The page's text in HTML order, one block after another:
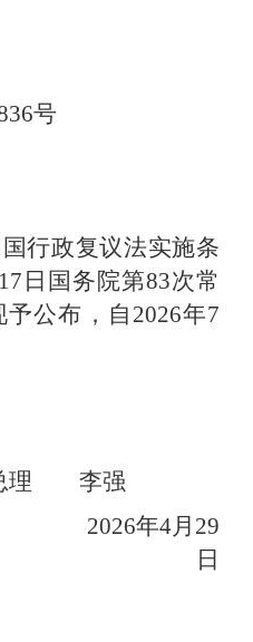
号
国行政复议法实施条
17 日国务院第83次常
公布，自 2026年7
理 李强
2026年4月 29
日